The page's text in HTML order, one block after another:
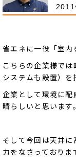
省エネに一役「室内
こちらの企業様で
システムも設置）を
企業として環境に
晴らしいと思います。
そして今回は天井
力をなさっておりま